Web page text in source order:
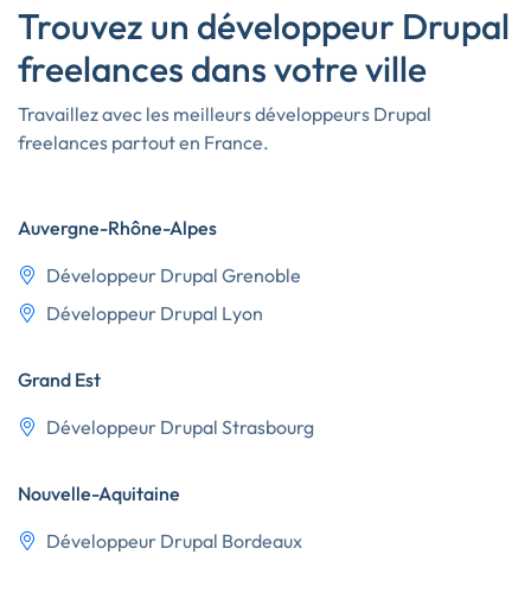
Trouvez un développeur Drupal
freelances dans votre ville
Travaillez avec les meilleurs développeurs Drupal
freelances partout en France.
Auvergne-Rhône-Alpes
Développeur Drupal Grenoble
Développeur Drupal Lyon
Grand Est
Développeur Drupal Strasbourg
Nouvelle-Aquitaine
Développeur Drupal Bordeaux